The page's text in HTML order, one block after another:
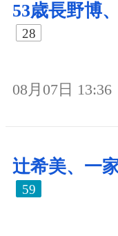
53歳長野博
28
08月07日 13:36
辻希美、一
59